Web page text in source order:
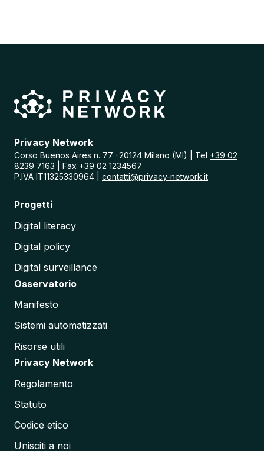
Privacy Network
Corso Buenos Aires n. 77 -20124 Milano (MI) | Tel +39 02
8239 7163 | Fax +39 02 1234567
P.IVA IT11325330964 | contatti@privacy-network.it
Progetti
Digital literacy
Digital policy
Digital surveillance
Osservatorio
Manifesto
Sistemi automatizzati
Risorse utili
Privacy Network
Regolamento
Statuto
Codice etico
Unisciti a noi